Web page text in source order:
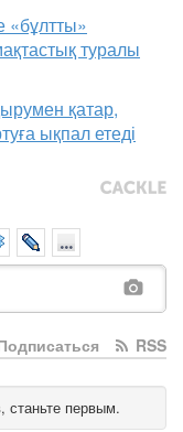
«бұлтты»
туралы
қатар,
ықпал етеді
RSS
станьте первым.